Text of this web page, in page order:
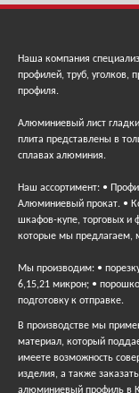
Наша компания
профилей, труб, уголков,
профиля.
Алюминиевый лист
плита представлены в
сплавах алюминия.
Наш ассортимент: •
Алюминиевый прокат. •
шкафов-купе, торговых и
которые мы предлагаем,
Мы производим: •
6,15,21 микрон; •
подготовку к отправке.
В производстве мы
материал, который
имеете возможность
изделия, а также
алюминиевый профиль в